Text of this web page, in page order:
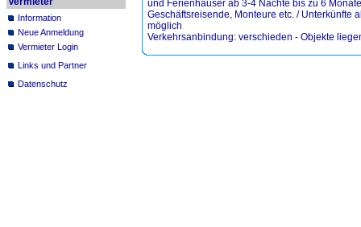
Information
Neue Anmeldung
Vermieter Login
Links und Partner
Datenschutz
und Ferienhäuser ab 3-4 Nächte bis zu 6
Geschäftsreisende, Monteure etc. / Unterkünfte
möglich
Verkehrsanbindung: verschieden - Objekte